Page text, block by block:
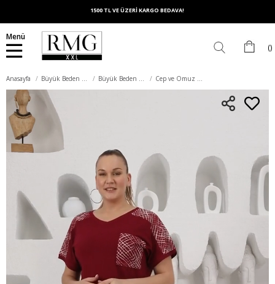
1500 TL VE ÜZERİ KARGO BEDAVA!
Menü
Anasayfa Büyük Beden Üst Giyim Büyük Beden Tişört Cep ve Omuz Detaylı Büyük Beden Bordo Tişört